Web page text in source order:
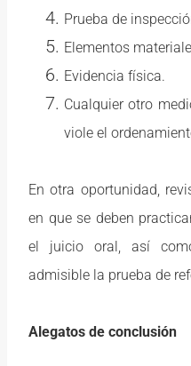
Prueba de
Elementos
Evidencia física.
Cualquier otro
viole el
En otra oportunidad,
en que se deben
el juicio oral, así
admisible la prueba de
Alegatos de conclusión